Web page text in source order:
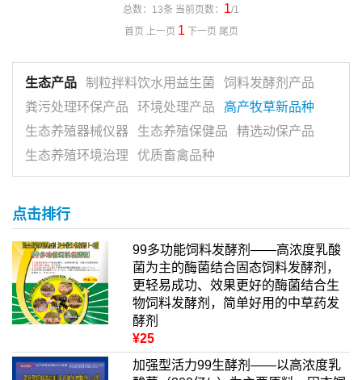
总数：13条 当前页数： 1/1
首页 上一页 1 下一页 尾页
生态产品 制粒拌料饮水用益生菌
饲料发酵剂产品
粪污处理环保产品
环境处理产品
高产牧草新品种
生态养殖器械仪器
生态养殖保健品
精选动保产品
生态养殖环境治理
优质畜禽品种
点击排行
99多功能饲料发酵剂——高浓度乳酸
菌为主的酶菌结合固态饲料发酵剂，
更轻易成功、效果更好的酶菌结合生
物饲料发酵剂，简单好用的中草药发
酵剂
¥25
加强型活力99生酵剂——以高浓度乳